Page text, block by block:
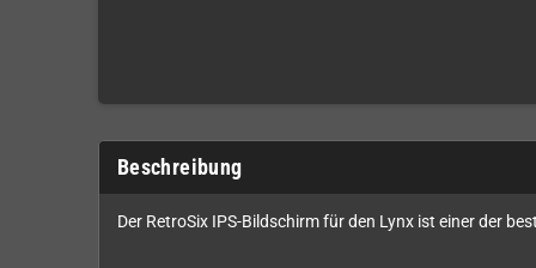
Beschreibung
Der RetroSix IPS-Bildschirm für den Lynx ist einer der